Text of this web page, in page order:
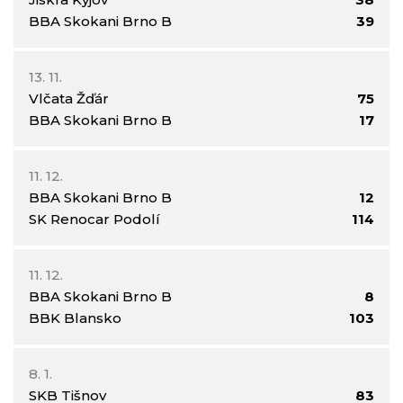
BBA Skokani Brno B
39
13. 11.
Vlčata Žďár
BBA Skokani Brno B
75
17
11. 12.
BBA Skokani Brno B
SK Renocar Podolí
12
114
11. 12.
BBA Skokani Brno B
BBK Blansko
8
103
8. 1.
SKB Tišnov
83